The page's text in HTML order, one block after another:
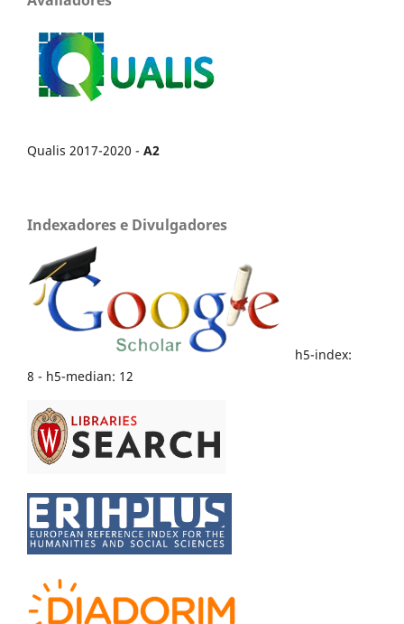
Qualis 2017-2020 - A2
Indexadores e Divulgadores
h5-index:
8 - h5-median: 12